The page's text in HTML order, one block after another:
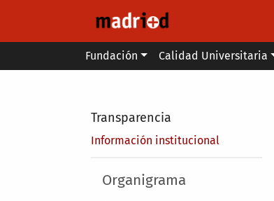
Main menu
Fundación Calidad Universitaria
Transparencia
Información institucional
Main menu
Organigrama